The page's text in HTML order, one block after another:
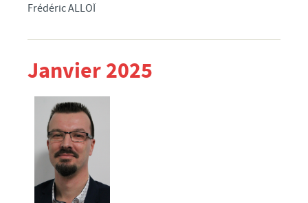
Frédéric ALLOÏ
Janvier 2025